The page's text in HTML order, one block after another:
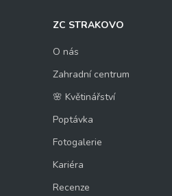
ZC STRAKOVO
O nás
Zahradní centrum
🌸 Květinářství
Poptávka
Fotogalerie
Kariéra
Recenze